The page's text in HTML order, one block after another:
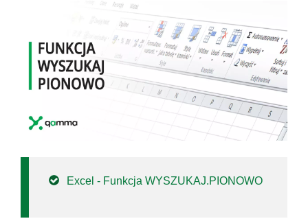
Excel - Funkcja WYSZUKAJ.PIONOWO